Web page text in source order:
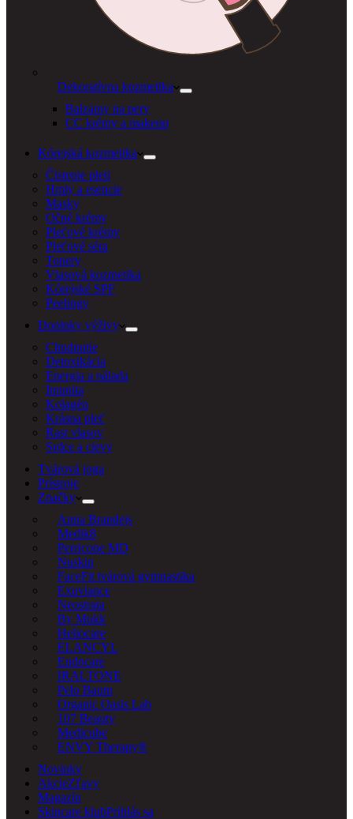
Dekoratívna kozmetika
Balzamy na pery
CC krémy a makeup
Kórejská kozmetika
Čistenie pleti
Hmly a esencie
Masky
Očné krémy
Pleťové krémy
Pleťové séra
Tonery
Vlasová kozmetika
Kórejské SPF
Peelingy
Doplnky výživy
Chudnutie
Detoxikácia
Energia a nálada
Imunita
Kolagén
Krásna pleť
Rast vlasov
Srdce a cievy
Tvárová joga
Prístroje
Značky
Anna Brandejs
Medik8
Perricone MD
Nuskin
FaceFit tvárová gymnastika
Exuviance
Neostrata
By Mukk
Heliocare
ELANCYL
Endocare
IRALTONE
Pelo Baum
Organic Oasis Lab
107 Beauty
Medicube
ENVY Therapy®
Novinky
AkcieZľavy
Magazín
Skincare klubPrihlás sa